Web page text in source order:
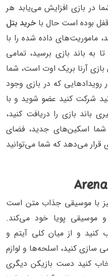
شما در بازی افزایش می‌یابد هر
بوده است حال با خرید بتل
ماموریت‌های داده شده را با
به باند بازی برسید، تمامی
آرنا بریک اوت است، شما
که در بازی وجود
شرکت کنید عضو شوید و با
باند بازی را دریافت کنید،
اسکین‌های جدید، فضای
قرار می‌دهد که شما می‌توانید
با موسیقی جذاب متن است
پویا خود می‌کند.
کنید و از میان کلی آیتم و
کنید، اسلحه‌ها و لوازم
کنید دست بازیکن دیگری